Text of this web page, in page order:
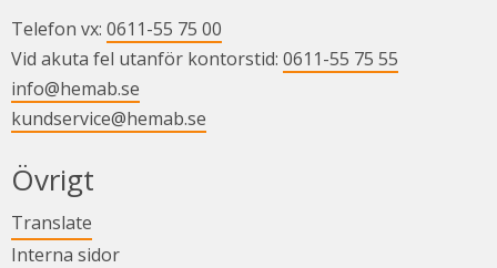
Telefon vx: 0611-55 75 00
Vid akuta fel utanför kontorstid: 0611-55 75 55
info@hemab.se
kundservice@hemab.se
Övrigt
Translate
Interna sidorLänk till annan webbplats.